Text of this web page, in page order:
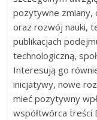
pozytywne zmiany,
oraz rozwój nauki,
publikacjach
technologiczną,
Interesują go
inicjatywy, nowe
mieć pozytywny
współtwórca treści